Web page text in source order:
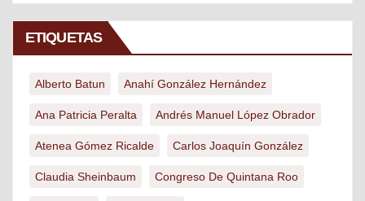
ETIQUETAS
Alberto Batun Anahí González Hernández
Ana Patricia Peralta Andrés Manuel López Obrador
Atenea Gómez Ricalde Carlos Joaquín González
Claudia Sheinbaum Congreso De Quintana Roo